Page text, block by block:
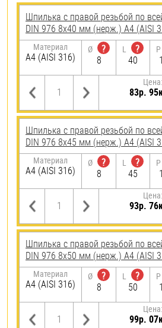
Шпилька с правой резьбой по
DIN 976 8х40 мм (нерж.) A4 (AISI
Материал
A4 (AISI 316)
Ø
?
8
L
?
40
P
Цена:
83р.
Шпилька с правой резьбой по
DIN 976 8х45 мм (нерж.) A4 (AISI
Материал
A4 (AISI 316)
Ø
?
8
L
?
45
P
Цена:
93р.
Шпилька с правой резьбой по
DIN 976 8х50 мм (нерж.) A4 (AISI
Материал
A4 (AISI 316)
Ø
?
8
L
?
50
P
Цена:
99р.